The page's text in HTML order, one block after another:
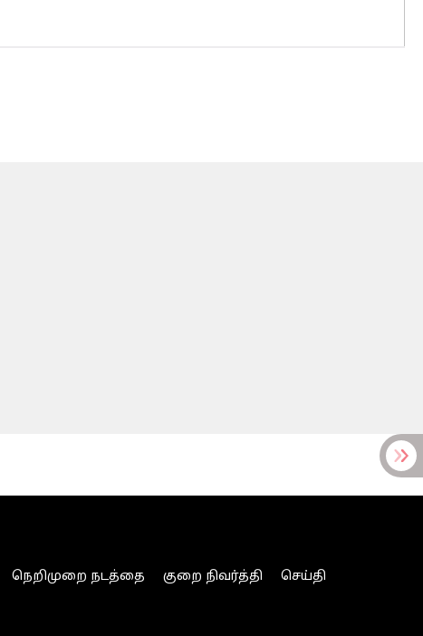
நெறிமுறை நடத்தை குறை நிவர்த்தி
செய்தி